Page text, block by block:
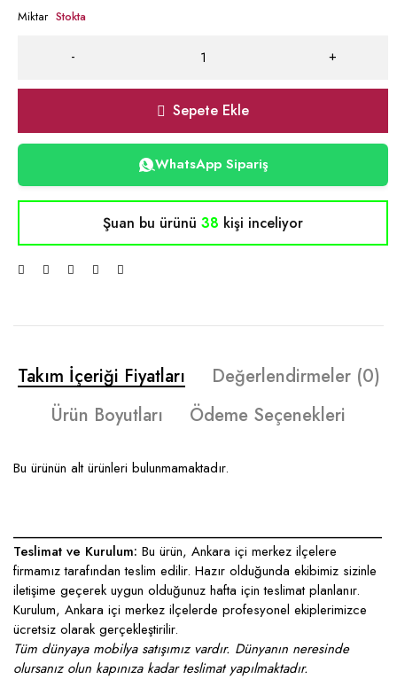
Miktar Stokta
Sepete Ekle
WhatsApp Sipariş
Şuan bu ürünü 38 kişi inceliyor
Takım İçeriği Fiyatları
Değerlendirmeler (0)
Ürün Boyutları
Ödeme Seçenekleri
Bu ürünün alt ürünleri bulunmamaktadır.
____________________________________________________
Teslimat ve Kurulum: Bu ürün, Ankara içi merkez ilçelere
firmamız tarafından teslim edilir. Hazır olduğunda ekibimiz sizinle
iletişime geçerek uygun olduğunuz hafta için teslimat planlanır.
Kurulum, Ankara içi merkez ilçelerde profesyonel ekiplerimizce
ücretsiz olarak gerçekleştirilir.
Tüm dünyaya mobilya satışımız vardır. Dünyanın neresinde
olursanız olun kapınıza kadar teslimat yapılmaktadır.